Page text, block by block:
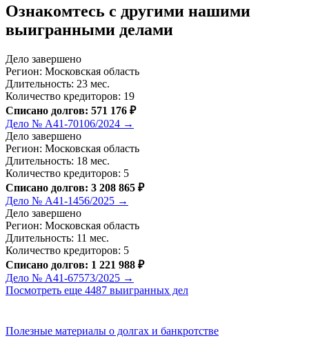
Ознакомтесь c другими нашими
выигранными делами
Дело завершено
Регион: Московская область
Длительность: 23 мес.
Количество кредиторов: 19
Списано долгов: 571 176 ₽
Дело № А41-70106/2024 →
Дело завершено
Регион: Московская область
Длительность: 18 мес.
Количество кредиторов: 5
Списано долгов: 3 208 865 ₽
Дело № А41-1456/2025 →
Дело завершено
Регион: Московская область
Длительность: 11 мес.
Количество кредиторов: 5
Списано долгов: 1 221 988 ₽
Дело № А41-67573/2025 →
Посмотреть еще 4487 выигранных дел
Полезные материалы о долгах и банкротстве